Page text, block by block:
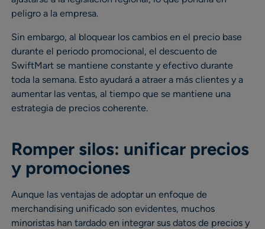
peligro a la empresa.
Sin embargo, al bloquear los cambios en el precio base
durante el periodo promocional, el descuento de
SwiftMart se mantiene constante y efectivo durante
toda la semana. Esto ayudará a atraer a más clientes y a
aumentar las ventas, al tiempo que se mantiene una
estrategia de precios coherente.
Romper silos: unificar precios
y promociones
Aunque las ventajas de adoptar un enfoque de
merchandising unificado son evidentes, muchos
minoristas han tardado en integrar sus datos de precios y